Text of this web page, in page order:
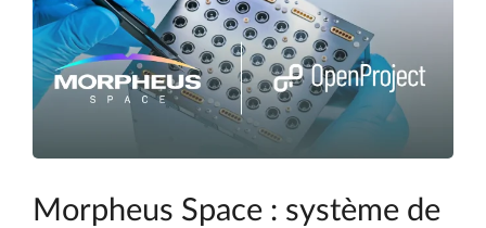
Morpheus Space : système de